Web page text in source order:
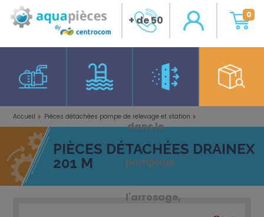
+ de 50
d'expérience
dans le
pompage,
l'arrosage,
0
Accueil Pièces détachées pompe de relevage et station
Pièces détachées Drainex 201 M
PIÈCES DÉTACHÉES DRAINEX
201 M